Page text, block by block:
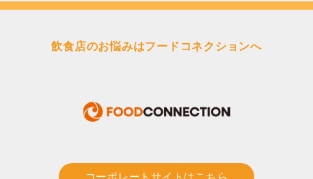
飲食店のお悩みはフードコネクションへ
コーポレートサイトはこちら